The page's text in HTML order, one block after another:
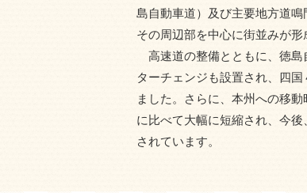
島自動車道）及び主要地方道鳴
その周辺部を中心に街並みが形
高速道の整備とともに、徳島
ターチェンジも設置され、四
ました。さらに、本州への移
に比べて大幅に短縮され、今
されています。